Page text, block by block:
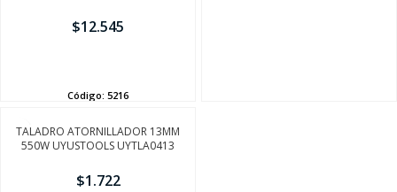
$12.545
Código: 5216
TALADRO ATORNILLADOR 13MM
550W UYUSTOOLS UYTLA0413
$1.722